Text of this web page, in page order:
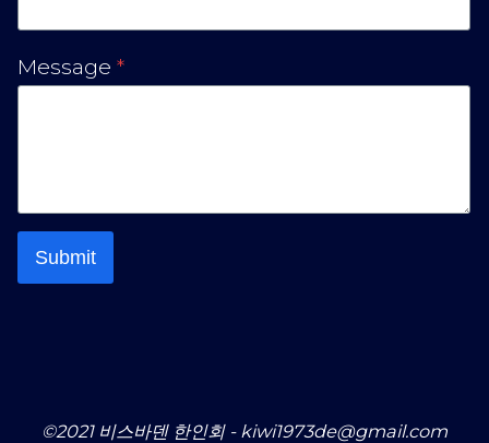
Message *
Submit
©2021 비스바덴 한인회 - kiwi1973de@gmail.com